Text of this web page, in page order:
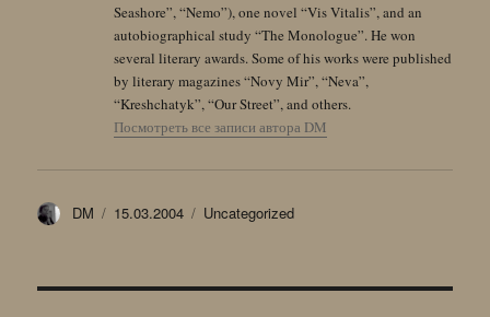
Seashore”, “Nemo”), one novel “Vis Vitalis”, and an
autobiographical study “The Monologue”. He won
several literary awards. Some of his works were published
by literary magazines “Novy Mir”, “Neva”,
“Kreshchatyk”, “Our Street”, and others.
Посмотреть все записи автора DM
Автор
DM Опубликовано
15.03.2004 Рубрики
Uncategorized